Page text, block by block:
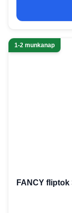
1-2 munkanap
FANCY